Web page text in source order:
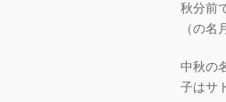
秋分前
（の
中秋の
子はサ